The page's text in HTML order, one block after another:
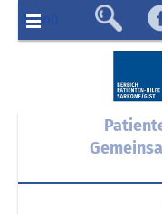
Menü